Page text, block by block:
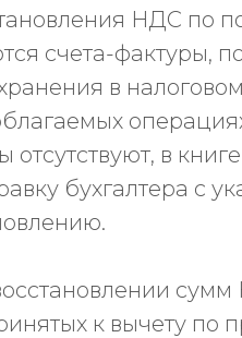
НДС по
счета-фактуры,
в
отсутствуют, в
бухгалтера с
к вычету по